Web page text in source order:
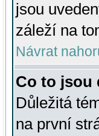
jsou
záleží na
Návrat
Co to jsou
Důležitá
na první